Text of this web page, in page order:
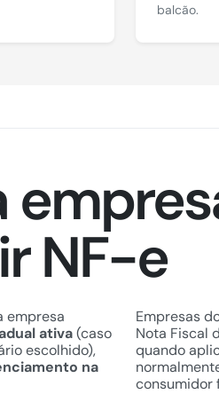
balcão.
NF-e
empresa
ativa(caso
escolhido),
na
Empresas
Nota Fiscal
quando
consumidor